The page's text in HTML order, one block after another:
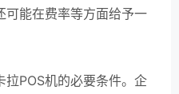
可能在费率等方面给予一
POS机的必要条件。企